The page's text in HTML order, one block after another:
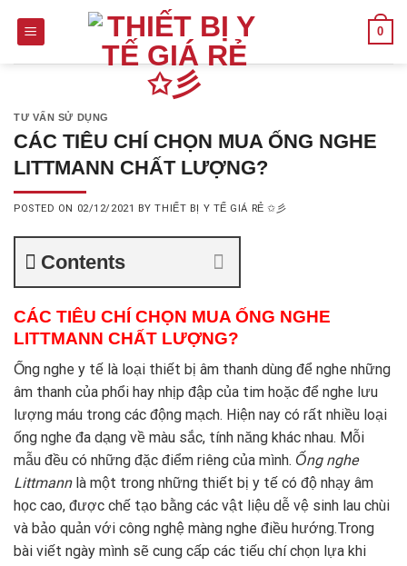
0
TƯ VẤN SỬ DỤNG
CÁC TIÊU CHÍ CHỌN MUA ỐNG NGHE
LITTMANN CHẤT LƯỢNG?
POSTED ON 02/12/2021 BYTHIẾT BỊ Y TẾ GIÁ RẺ ✩彡
Contents
CÁC TIÊU CHÍ CHỌN MUA ỐNG NGHE
LITTMANN CHẤT LƯỢNG?
Ống nghe y tế là loại thiết bị âm thanh dùng để nghe những
âm thanh của phổi hay nhịp đập của tim hoặc để nghe lưu
lượng máu trong các động mạch. Hiện nay có rất nhiều loại
ống nghe đa dạng về màu sắc, tính năng khác nhau. Mỗi
mẫu đều có những đặc điểm riêng của mình. Ống nghe
Littmannlà một trong những thiết bị y tế có độ nhạy âm
học cao, được chế tạo bằng các vật liệu dễ vệ sinh lau chùi
và bảo quản với công nghệ màng nghe điều hướng.Trong
bài viết ngày mình sẽ cung cấp các tiếu chí chọn lựa khi